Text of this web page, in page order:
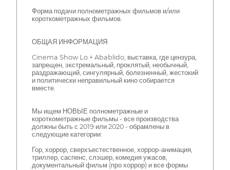
Форма подачи полнометражных фильмов и/или
короткометражных фильмов.
ОБЩАЯ ИНФОРМАЦИЯ:
Cinema Show Lo + Abablido, выставка, где цензура,
запрещен, экстремальный, проклятый, необычный,
раздражающий, сингулярный, болезненный, жестокий
и политически неправильный кино собирается
вместе.
Мы ищем НОВЫЕ полнометражные и
короткометражные фильмы - все производства
должны быть с 2019 или 2020 - обрамлены в
следующие категории:
Гор, хоррор, сверхъестественное, хоррор-анимация,
триллер, саспенс, слэшер, комедия ужасов,
документальный фильм (про хоррор) и все формы